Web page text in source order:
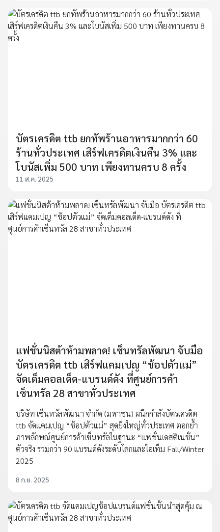
บัตรเครดิต ttb ยกทัพร้านอาหารมากกว่า 60
ร้านทั่วประเทศ เสิร์ฟเครดิตเงินคืน 3% และ
โบนัสเพิ่ม 500 บาท เพียงทานครบ 8 ครั้ง
11 ส.ค. 2025
แฟชั่นนิสต้าห้ามพลาด! เซ็นทรัลพัฒนา จับมือ
บัตรเครดิต ttb เสิร์ฟแคมเปญ “ช้อปตัวแม่”
จัดเต็มคอลเด็ด-แบรนด์ดัง ที่ศูนย์การค้า
เซ็นทรัล 28 สาขาทั่วประเทศ
บริษัท เซ็นทรัลพัฒนา จำกัด (มหาชน) ผนึกกำลังบัตรเครดิต
ttb จัดแคมเปญ “ช้อปตัวแม่” สุดยิ่งใหญ่ทั่วประเทศ ตอกย้ำ
ภาพลักษณ์ศูนย์การค้าเซ็นทรัลในฐานะ “แฟชั่นเดสติเนชั่น”
ตัวจริง รวมกว่า 90 แบรนด์ดังระดับโลกและไอเท็ม Fall/Winter
2025
8 ก.ย. 2025